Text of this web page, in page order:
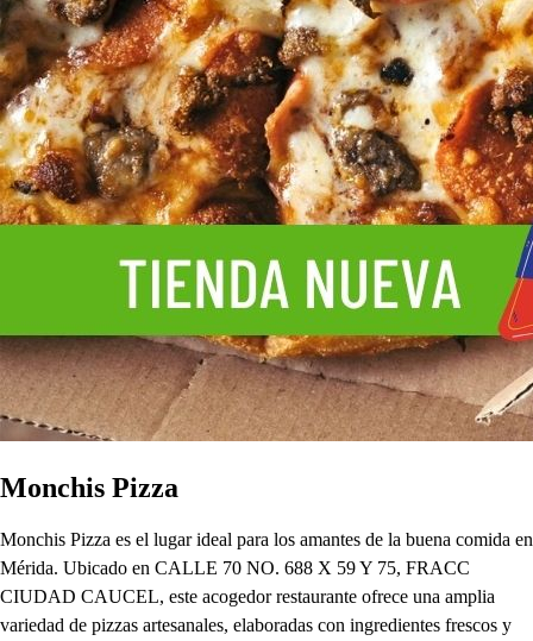
Monchis Pizza
Monchis Pizza es el lugar ideal para los amantes de la buena comida en
Mérida. Ubicado en CALLE 70 NO. 688 X 59 Y 75, FRACC
CIUDAD CAUCEL, este acogedor restaurante ofrece una amplia
variedad de pizzas artesanales, elaboradas con ingredientes frescos y